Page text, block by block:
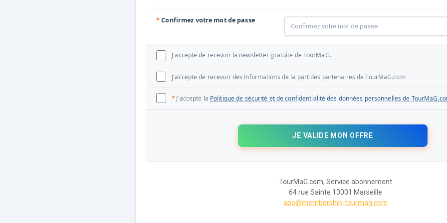
*Confirmez votre mot de passe
J'accepte de recevoir la newsletter gratuite de TourMaG.
J'accepte de recevoir des informations de la part des partenaires de TourMaG.com
* J'accepte la Politique de sécurité et de confidentialité des données personnelles de
TourMaG.com, Service abonnement
64 rue Sainte 13001 Marseille
abo@membership-tourmag.com